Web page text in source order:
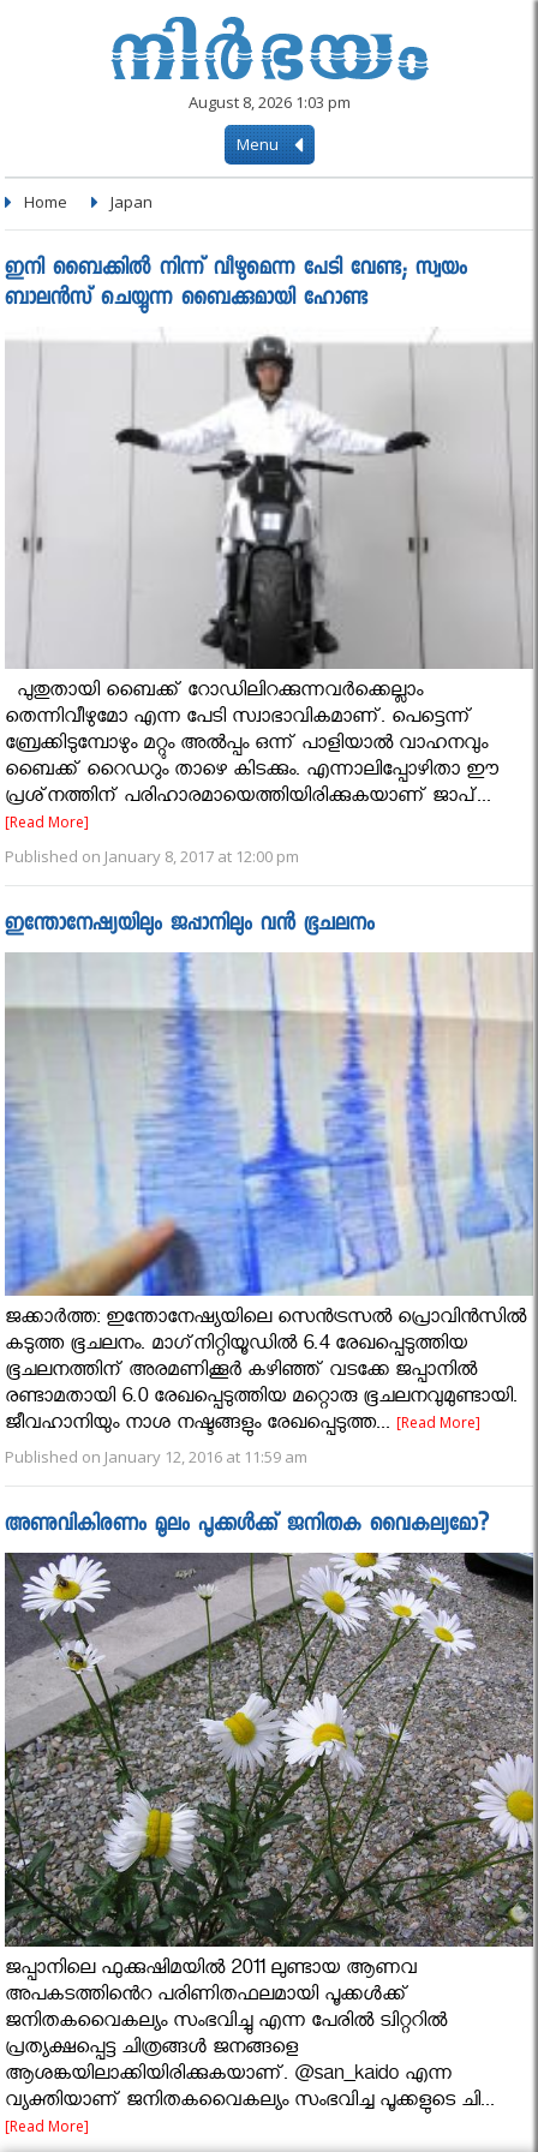
August 8, 2026 1:03 pm
Menu
Home Japan
ഇനി ബൈക്കില്‍ നിന്ന് വീഴുമെന്ന പേടി വേണ്ട; സ്വയം
ബാലന്‍സ് ചെയ്യുന്ന ബൈക്കുമായി ഹോണ്ട
പുതുതായി ബൈക്ക് റോഡിലിറക്കുന്നവര്‍ക്കെല്ലാം
തെന്നിവീഴുമോ എന്ന പേടി സ്വാഭാവികമാണ്. പെട്ടെന്ന്
ബ്രേക്കിടുമ്പോഴും മറ്റും അൽപ്പം ഒന്ന് പാളിയാൽ വാഹനവും
ബൈക്ക് റൈഡറും താഴെ കിടക്കും. എന്നാലിപ്പോഴിതാ ഈ
പ്രശ്‌നത്തിന് പരിഹാരമായെത്തിയിരിക്കുകയാണ് ജാപ്...
[Read More]
Published on January 8, 2017 at 12:00 pm
ഇന്തോനേഷ്യയിലും ജപ്പാനിലും വന്‍ ഭൂചലനം
ജക്കാര്‍ത്ത: ഇന്തോനേഷ്യയിലെ സെന്‍ട്രസല്‍ പ്രൊവിന്‍സിൽ
കടുത്ത ഭൂചലനം. മാഗ്‌നിറ്റിയൂഡില്‍ 6.4 രേഖപ്പെടുത്തിയ
ഭൂചലനത്തിന് അരമണിക്കൂർ കഴിഞ്ഞ് വടക്കേ ജപ്പാനില്‍
രണ്ടാമതായി 6.0 രേഖപ്പെടുത്തിയ മറ്റൊരു ഭൂചലനവുമുണ്ടായി.
ജീവഹാനിയും നാശ നഷ്ടങ്ങളും രേഖപ്പെടുത്ത...[Read More]
Published on January 12, 2016 at 11:59 am
അണുവികിരണം മൂലം പൂക്കൾക്ക് ജനിതക വൈകല്യമോ?
ജപ്പാനിലെ ഫുക്കുഷിമയിൽ 2011 ലുണ്ടായ ആണവ
അപകടത്തിൻെറ പരിണിതഫലമായി പൂക്കൾക്ക്
ജനിതകവൈകല്യം സംഭവിച്ചു എന്ന പേരിൽ ട്വിറ്ററിൽ
പ്രത്യക്ഷപ്പെട്ട ചിത്രങ്ങൾ ജനങ്ങളെ
ആശങ്കയിലാക്കിയിരിക്കുകയാണ്. @san_kaido എന്ന
വ്യക്തിയാണ് ജനിതകവൈകല്യം സംഭവിച്ച പൂക്കളുടെ ചി...
[Read More]